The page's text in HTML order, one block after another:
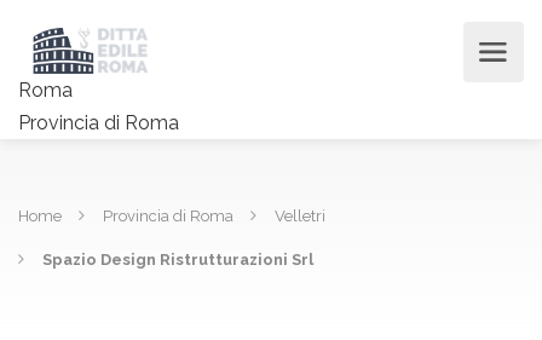
Roma
Provincia di Roma
Home Provincia di Roma Velletri
Spazio Design Ristrutturazioni Srl